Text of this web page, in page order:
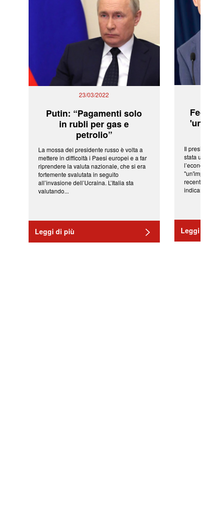
23/03/2022
Putin: “Pagamenti solo
in rubli per gas e
petrolio”
La mossa del presidente russo è volta a
mettere in difficoltà i Paesi europei e a far
riprendere la valuta nazionale, che si era
fortemente svalutata in seguito
all’invasione dell’Ucraina. L’Italia sta
valutando...
Leggi di più
Fed:
'una
Il
stata una
l’economia
recenti
indicano
Leggi di